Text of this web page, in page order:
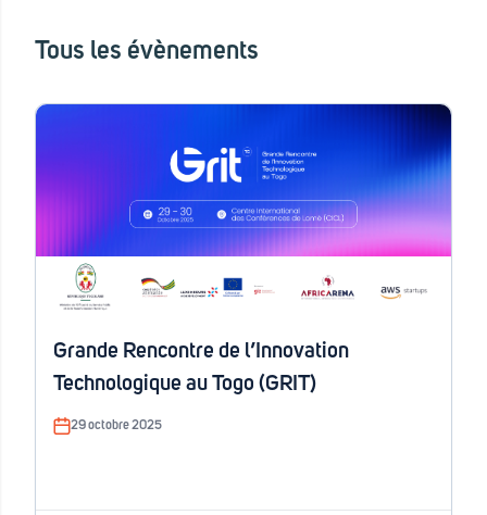
Tous les évènements
Grande Rencontre de l’Innovation
Technologique au Togo (GRIT)
29 octobre 2025